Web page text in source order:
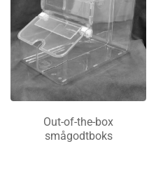
Out-of-the-box
smågodtboks